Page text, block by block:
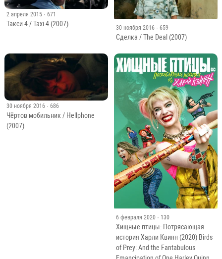
2 апреля 2015 · 671
Такси 4 / Taxi 4 (2007) 30 ноября 2016 · 659
Сделка / The Deal (2007)
30 ноября 2016 · 686
Чёртов мобильник / Hellphone
(2007)
6 февраля 2020 · 130
Хищные птицы: Потрясающая
история Харли Квинн (2020) Birds
of Prey: And the Fantabulous